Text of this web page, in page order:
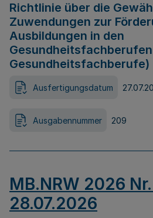
Richtlinie über die
Zuwendungen zur
Ausbildungen in den
Gesundheitsfachberufe)
Ausfertigungsdatum
Ausgabennummer 209
MB.NRW 2026
28.07.2026